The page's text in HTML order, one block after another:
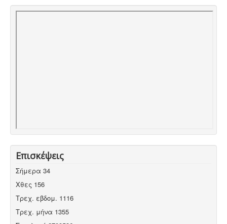
Επισκέψεις
Σήμερα 34
Χθες 156
Τρεχ. εβδομ. 1116
Τρεχ. μήνα 1355